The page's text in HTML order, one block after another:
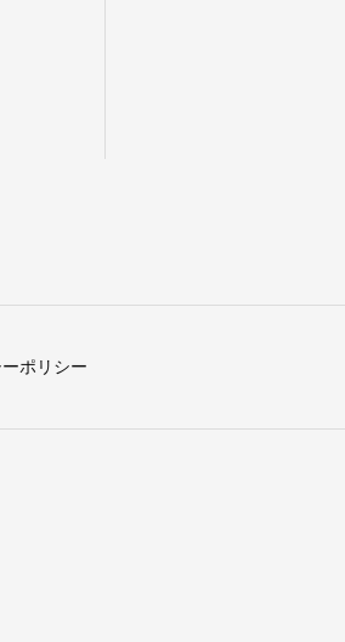
ポリシー